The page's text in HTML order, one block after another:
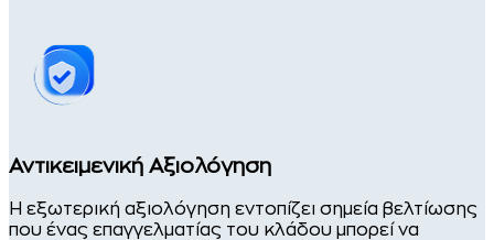
Αντικειμενική Αξιολόγηση
Η εξωτερική αξιολόγηση εντοπίζει σημεία βελτίωσης
που ένας επαγγελματίας του κλάδου μπορεί να